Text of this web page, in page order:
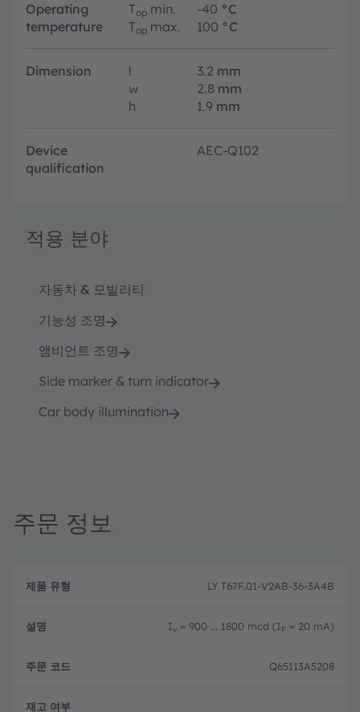
Operating
temperature
Top min. -40 °C
Top max. 100 °C
Dimension l 3.2 mm
w
2.8 mm
h
1.9 mm
Device
qualification
AEC-Q102
적용 분야
자동차 & 모빌리티
기능성 조명
앰비언트 조명
Side marker & turn indicator
Car body illumination
주문 정보
품
설
LY T67F.01-V2AB-36-3A4B
Iv = 900 ... 1800 mcd (IF = 20 mA)
Q65113A5208